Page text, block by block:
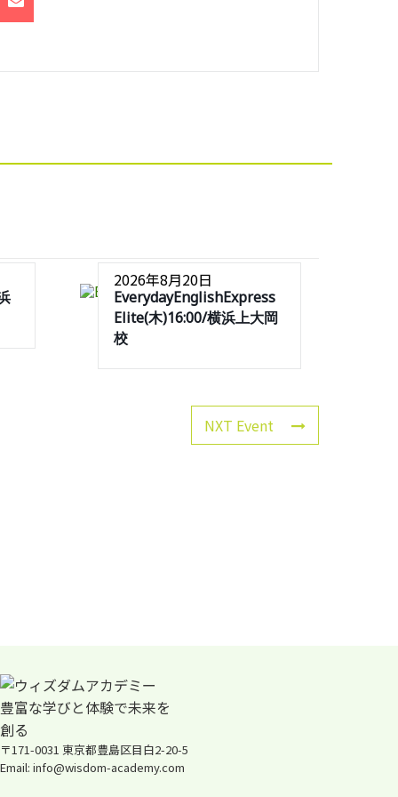
2026年8月20日
EverydayEnglishExpress
Elite(木)16:00/横浜上大岡
校
NXT Event
〒171-0031 東京都豊島区目白2-20-5
Email: info@wisdom-academy.com